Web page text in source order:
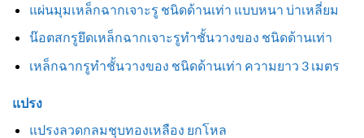
แผ่นมุมเหล็กฉากเจาะรู ชนิดด้านเท่า แบบหนา บ่าเหลี่ยม
น๊อตสกรูยึดเหล็กฉากเจาะรูทำชั้นวางของ ชนิดด้านเท่า
เหล็กฉากรูทำชั้นวางของ ชนิดด้านเท่า ความยาว 3 เมตร
แปรง
แปรงลวดกลมชุบทองเหลือง ยกโหล